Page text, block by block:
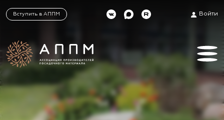
Вступить в АППМ Войти